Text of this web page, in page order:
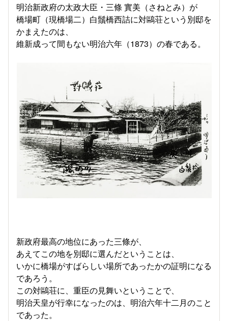
明治新政府の太政大臣・三條 實美（さねとみ）が
橋場町（現橋場二）白鬚橋西詰に対鷗荘という別邸を
かまえたのは、
維新成って間もない明治六年（1873）の春である。
新政府最高の地位にあった三條が、
あえてこの地を別邸に選んだということは、
いかに橋場がすばらしい場所であったかの証明になる
であろう。
この対鷗荘に、重臣の見舞いということで、
明治天皇が行幸になったのは、明治六年十二月のこと
であった。